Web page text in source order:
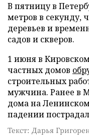
В пятницу в
метров в секунду,
деревьев и
садов и скверов.
1 июня в
частных домов
строительных
мужчина. Ранее в
дома на
падении
Текст: Дарья